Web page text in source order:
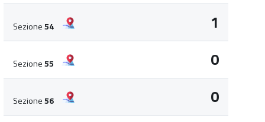
Sezione54 1
Sezione55 0
Sezione56 0